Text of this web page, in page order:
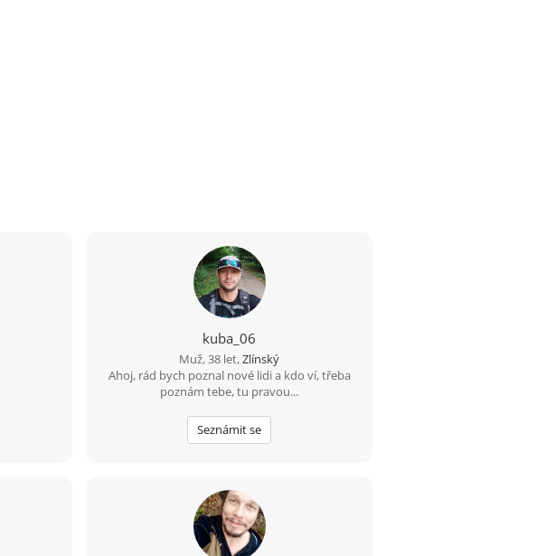
kuba_06
Muž, 38 let,Zlínský
Ahoj, rád bych poznal nové lidi a kdo ví, třeba
poznám tebe, tu pravou...
Seznámit se